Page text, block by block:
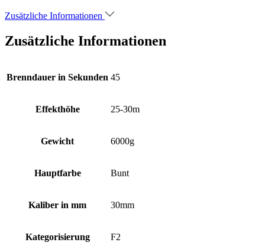
Zusätzliche Informationen
Zusätzliche Informationen
Brenndauer in Sekunden 45
Effekthöhe 25-30m
Gewicht 6000g
Hauptfarbe Bunt
Kaliber in mm 30mm
Kategorisierung F2